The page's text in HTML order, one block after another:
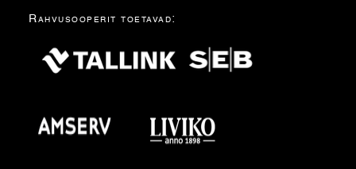
Rahvusooperit toetavad: